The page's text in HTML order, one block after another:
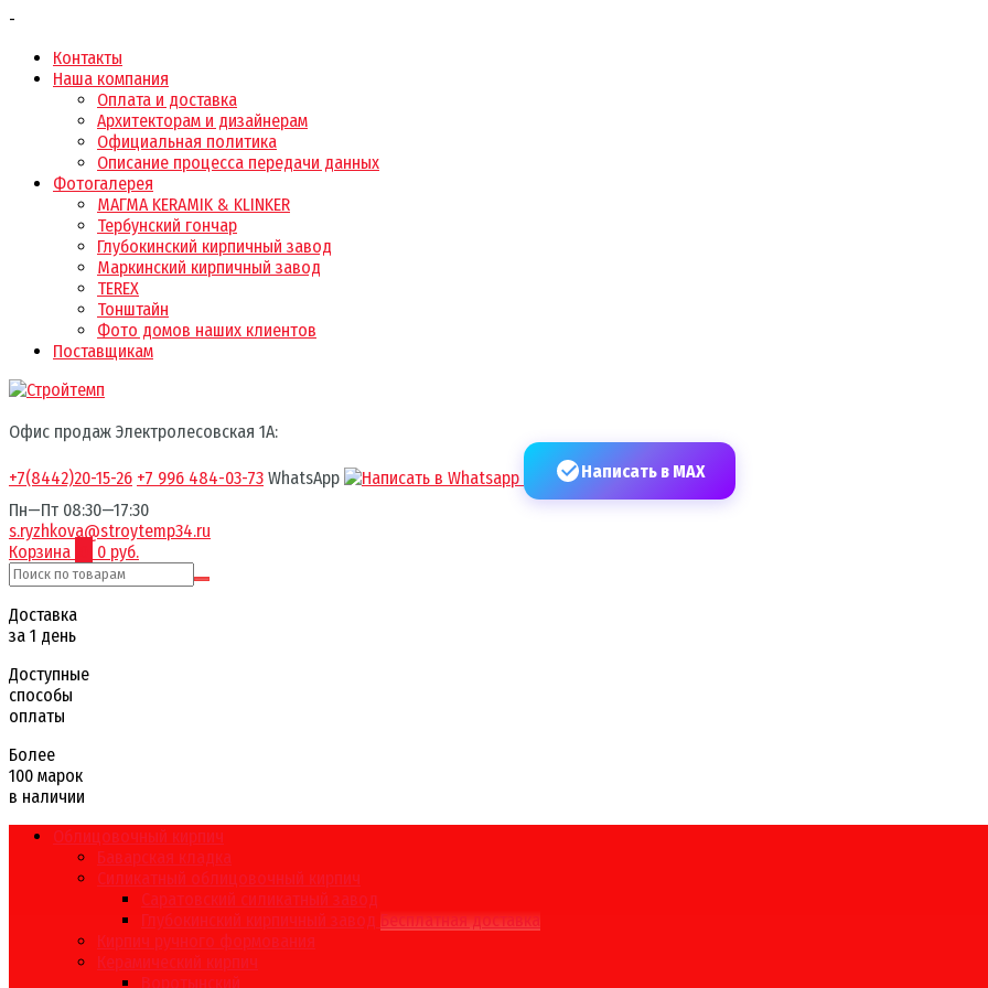
-
Контакты
Наша компания
Оплата и доставка
Архитекторам и дизайнерам
Официальная политика
Описание процесса передачи данных
Фотогалерея
МАГМА KERAMIK & KLINKER
Тербунский гончар
Глубокинский кирпичный завод
Маркинский кирпичный завод
TEREX
Тонштайн
Фото домов наших клиентов
Поставщикам
Офис продаж Электролесовская 1А:
+7(8442)20-15-26 +7 996 484-03-73 WhatsApp
Написать в MAX
Пн—Пт 08:30—17:30
s.ryzhkova@stroytemp34.ru
Корзина
0 руб.
Доставка
за 1 день
Доступные
способы
оплаты
Более
100 марок
в наличии
Облицовочный кирпич
Баварская кладка
Силикатный облицовочный кирпич
Саратовский силикатный завод
Глубокинский кирпичный завод Бесплатная доставка
Кирпич ручного формования
Керамический кирпич
Воротынский